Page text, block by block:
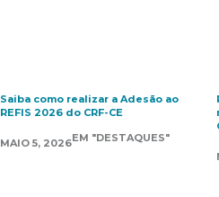
Saiba como realizar a Adesão ao
REFIS 2026 do CRF-CE
MAIO 5, 2026EM "DESTAQUES"